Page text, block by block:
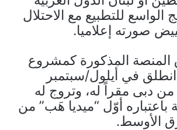
الواسع للتطبيع مع الاحتلال
صورته إعلاميا.
المنصة المذكورة كمشروع
في أيلول/سبتمبر
دبى مقراً له، وتروج له
باعتباره أوّل “ميديا هَب” من
الأوسط.